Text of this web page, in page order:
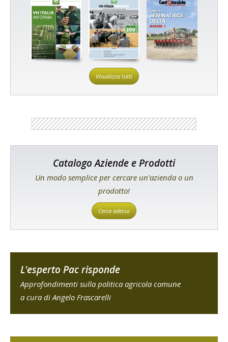
Visualizza tutti
Catalogo Aziende e Prodotti
Un modo semplice per cercare un'azienda o un
prodotto!
Cerca adesso
L'esperto Pac risponde
Approfondimenti sulla politica agricola comune
a cura di Angelo Frascarelli